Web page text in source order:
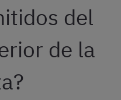
del
de la